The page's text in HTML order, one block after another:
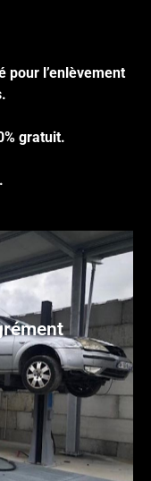
pour l’enlèvement
gratuit.